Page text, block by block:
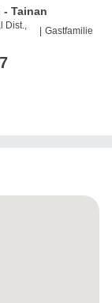
- Tainan
Dist.,
| Gastfamilie